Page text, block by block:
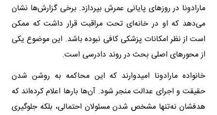
مارادونا در روزهای پایانی عمرش بپردازد. برخی گزارش‌ها نشان
می‌دهد که او در خانه‌ای تحت مراقبت قرار داشت که ممکن
است از نظر امکانات پزشکی کافی نبوده باشد. این موضوع یکی
از محورهای اصلی بحث در روند دادرسی است.
خانواده مارادونا امیدوارند که این محاکمه به روشن شدن
حقیقت و اجرای عدالت منجر شود. آن‌ها بارها اعلام کرده‌اند که
هدفشان نه‌تنها مشخص شدن مسئولان احتمالی، بلکه جلوگیری